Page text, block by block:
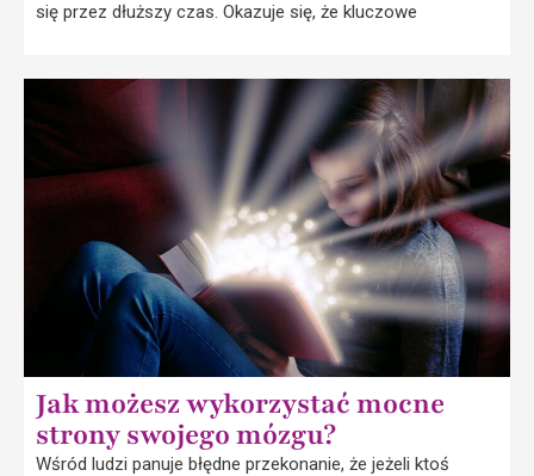
się przez dłuższy czas. Okazuje się, że kluczowe
Jak możesz wykorzystać mocne
strony swojego mózgu?
Wśród ludzi panuje błędne przekonanie, że jeżeli ktoś